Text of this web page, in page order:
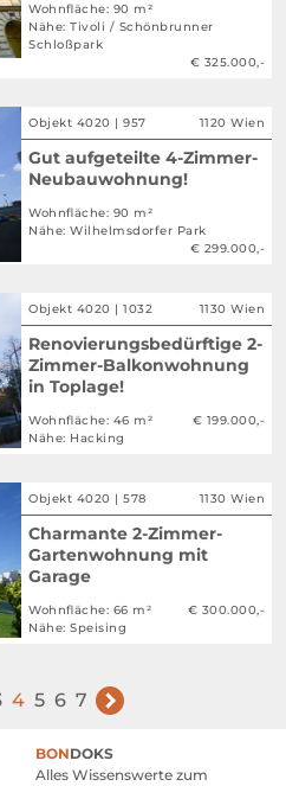
Wohnfläche: 90 m²
Nähe: Tivoli / Schönbrunner
Schloßpark
€ 325.000,-
Objekt 4020 | 957 1120 Wien
Gut aufgeteilte 4-Zimmer-
Neubauwohnung!
Wohnfläche: 90 m²
Nähe: Wilhelmsdorfer Park
€ 299.000,-
Objekt 4020 | 1032 1130 Wien
Renovierungsbedürftige 2-
Zimmer-Balkonwohnung
in Toplage!
Wohnfläche: 46 m²
Nähe: Hacking
€ 199.000,-
Objekt 4020 | 578 1130 Wien
Charmante 2-Zimmer-
Gartenwohnung mit
Garage
Wohnfläche: 66 m²
Nähe: Speising
€ 300.000,-
4 5 6 7
DOKS
Alles Wissens­werte zum